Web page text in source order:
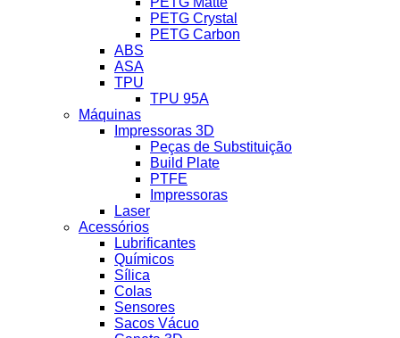
PETG Crystal
PETG Carbon
ABS
ASA
TPU
TPU 95A
Máquinas
Impressoras 3D
Peças de Substituição
Build Plate
PTFE
Impressoras
Laser
Acessórios
Lubrificantes
Químicos
Sílica
Colas
Sensores
Sacos Vácuo